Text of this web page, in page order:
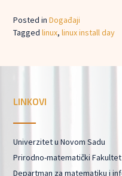
Posted in Događaji
Tagged linux, linux install day
LINKOVI
Univerzitet u Novom Sadu
Prirodno-matematički Fakultet
Departman za matematiku i